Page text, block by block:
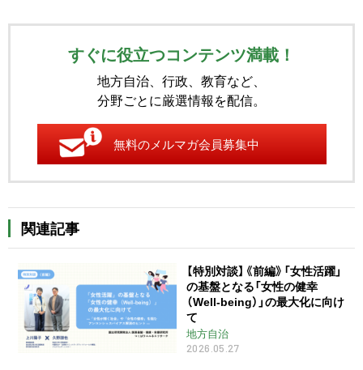
すぐに役立つコンテンツ満載！
地方自治、行政、教育など、
分野ごとに厳選情報を配信。
無料のメルマガ会員募集中
関連記事
【特別対談】《前編》「女性活躍」
の基盤となる「女性の健幸
（Well-being）」の最大化に向け
て
地方自治
2026.05.27